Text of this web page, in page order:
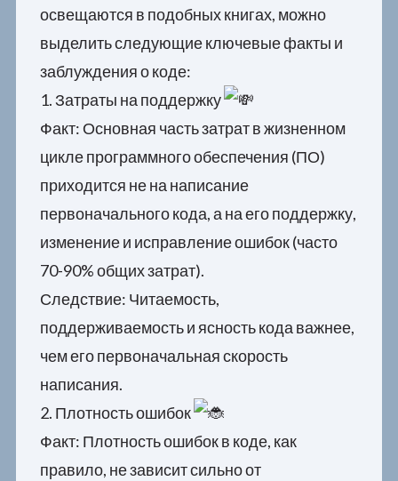
освещаются в подобных книгах, можно
выделить следующие ключевые факты и
заблуждения о коде:
1. Затраты на поддержку
Факт: Основная часть затрат в жизненном
цикле программного обеспечения (ПО)
приходится не на написание
первоначального кода, а на его поддержку,
изменение и исправление ошибок (часто
70-90% общих затрат).
Следствие: Читаемость,
поддерживаемость и ясность кода важнее,
чем его первоначальная скорость
написания.
2. Плотность ошибок
Факт: Плотность ошибок в коде, как
правило, не зависит сильно от